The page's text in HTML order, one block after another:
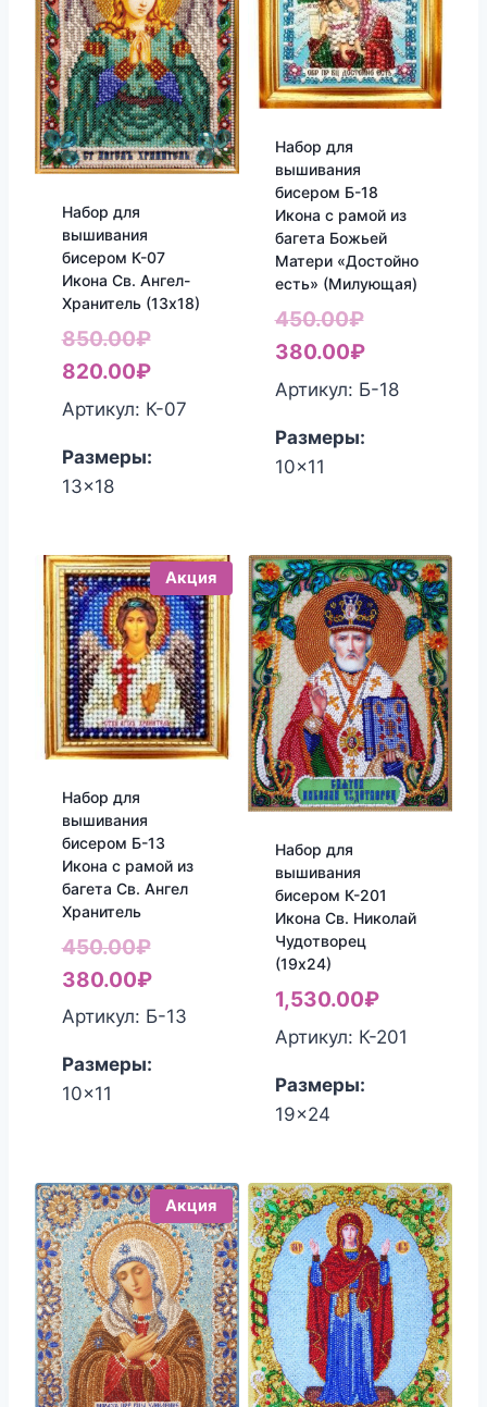
Набор для
вышивания
бисером К-07
Икона Св. Ангел-
Хранитель (13х18)
850.00₽Первоначальная
цена
составляла
820.00₽Текущая
цена:
Артикул: К-07
Размеры:
13x18
Набор для
вышивания
бисером Б-18
Икона с рамой из
багета Божьей
Матери «Достойно
есть» (Милующая)
450.00₽
цена
составляла
380.00₽Текущая
цена:
Артикул: Б-18
Размеры:
10x11
Акция
Набор для
вышивания
бисером Б-13
Икона с рамой из
багета Св. Ангел
Хранитель
450.00₽Первоначальная
цена
составляла
380.00₽Текущая
цена:
Артикул: Б-13
Размеры:
10x11
Набор для
вышивания
бисером К-201
Икона Св. Николай
Чудотворец
(19х24)
1,530.00₽
Артикул: К-201
Размеры:
19x24
Акция